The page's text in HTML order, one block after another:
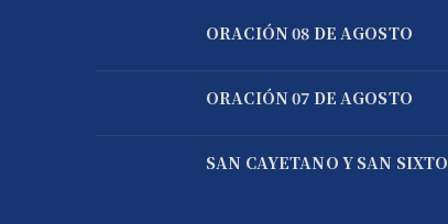
ORACIÓN 08 DE AGOSTO
ORACIÓN 07 DE AGOSTO
SAN CAYETANO Y SAN SIXTO